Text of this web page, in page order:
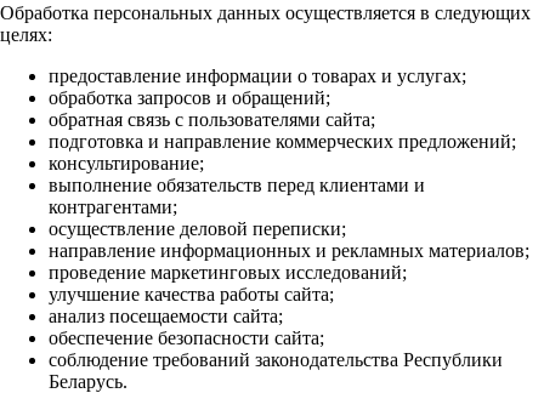
Обработка персональных данных осуществляется в следующих
целях:
предоставление информации о товарах и услугах;
обработка запросов и обращений;
обратная связь с пользователями сайта;
подготовка и направление коммерческих предложений;
консультирование;
выполнение обязательств перед клиентами и
контрагентами;
осуществление деловой переписки;
направление информационных и рекламных материалов;
проведение маркетинговых исследований;
улучшение качества работы сайта;
анализ посещаемости сайта;
обеспечение безопасности сайта;
соблюдение требований законодательства Республики
Беларусь.